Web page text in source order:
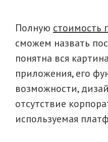
Полную стоимость
сможем назвать
понятна вся
приложения, его
возможности,
отсутствие
используемая